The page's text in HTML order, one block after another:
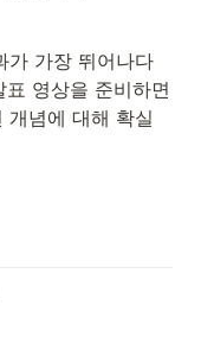
가 가장 뛰어나다
영상을 준비하면
개념에 대해 확실